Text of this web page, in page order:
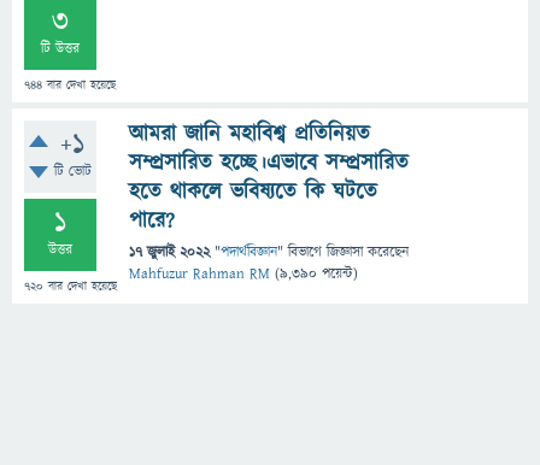
3
টি উত্তর
744 বার দেখা হয়েছে
+1
টি ভোট
1
উত্তর
720 বার দেখা হয়েছে
আমরা জানি মহাবিশ্ব প্রতিনিয়ত
সম্প্রসারিত হচ্ছে।এভাবে সম্প্রসারিত
হতে থাকলে ভবিষ্যতে কি ঘটতে
পারে?
17 জুলাই 2022 "পদার্থবিজ্ঞান" বিভাগে জিজ্ঞাসাকরেছেন
Mahfuzur Rahman RM (9,390 পয়েন্ট)